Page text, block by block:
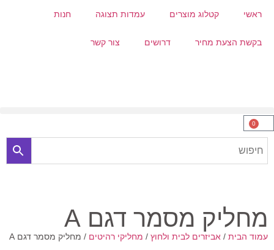
ראשי קטלוג מוצרים עמדות תצוגה חנות
בקשת הצעת מחיר דרושים צור קשר
0
מחליק מסמר דגם A
עמוד הבית/ אביזרים לבית ולחוץ/ מחליקי רהיטים/ מחליק מסמר דגם A